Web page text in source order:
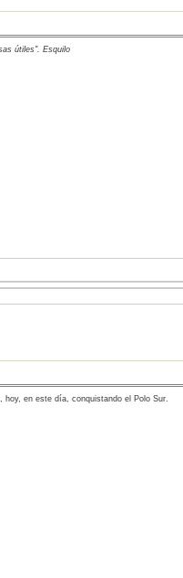
útiles". Esquilo
en este día, conquistando el Polo Sur.